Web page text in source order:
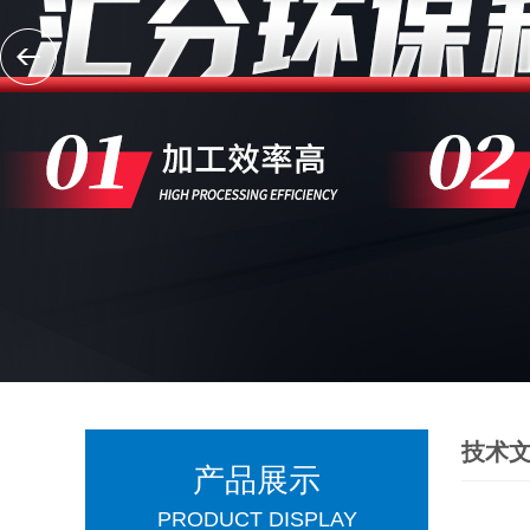
产品展示
PRODUCT DISPLAY
技术